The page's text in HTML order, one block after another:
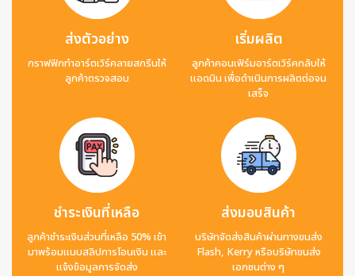
ส่งตัวอย่าง
กราฟฟิกทำอาร์ตเวิร์คลายสกรีนให้
ลูกค้าตรวจสอบ
เริ่มผลิต
ลูกค้าคอนเฟิร์มอาร์ตเวิร์คกลับให้
แอดมิน เพื่อดำเนินการผลิตต่อจน
เสร็จ
ชำระเงินที่เหลือ
ลูกค้าชำระเงินส่วนที่เหลือ 50% เข้า
มาพร้อมแนบสลิปการโอนเงิน และ
แจ้งข้อมูลการจัดส่ง
ส่งมอบสินค้า
บริษัทจัดส่งสินค้าผ่านทางขนส่ง
Flash, Kerry หรือบริษัทขนส่ง
เอกชนต่าง ๆ